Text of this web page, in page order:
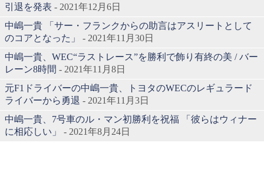
引退を発表 - 2021年12月6日
中嶋一貴 「サー・フランクからの助言はアスリートとして
のコアとなった」
- 2021年11月30日
中嶋一貴、WEC“ラストレース”を勝利で飾り有終の美 / バー
レーン8時間 - 2021年11月8日
元F1ドライバーの中嶋一貴、トヨタのWECのレギュラード
ライバーから勇退 - 2021年11月3日
中嶋一貴、7号車のル・マン初勝利を祝福 「彼らはウィナー
に相応しい」
- 2021年8月24日